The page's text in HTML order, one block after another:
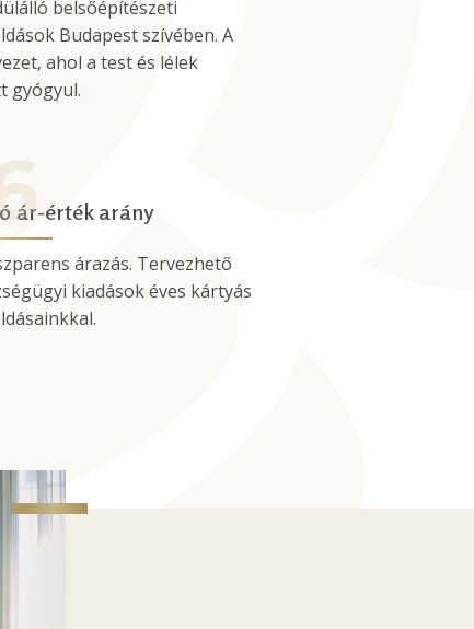
belsőépítészeti
Budapest szívében. A
ahol a test és lélek
gyógyul.
ár-érték arány
árazás. Tervezhető
kiadások éves kártyás